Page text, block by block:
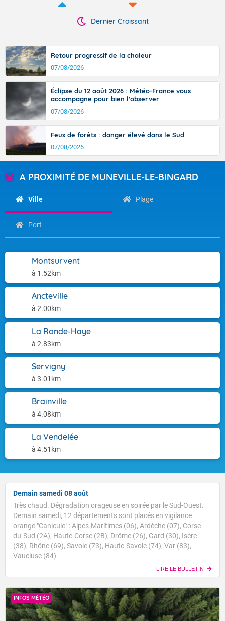
Dernier Croissant
Retour progressif de la chaleur
07/08/2026
Éclipse du 12 août 2026 : Météo-France vous
accompagne pour bien l'observer
07/08/2026
Feux de forêts : danger élevé dans le Sud
07/08/2026
A PROXIMITÉ DE MUNEVILLE-LE-BINGARD
Ville Plage
Port
Montsurvent
à 1.52km
Ancteville
à 2.00km
La Ronde-Haye
à 2.83km
Servigny
à 3.01km
Brainville
à 4.08km
La Vendelée
à 4.51km
Demain samedi 08 août
Très chaud. Dégradation orageuse en soirée par le Sud-Ouest.
Demain samedi, 12 départements sont placés en vigilance
orange "Canicule" : Alpes-Maritimes (06), Ardèche (07), Corse-
du-Sud (2A), Haute-Corse (2B), Drôme (26), Gard (30), Isère
(38), Rhône (69), Savoie (73), Haute-Savoie (74), Var (83),
Vaucluse (84)
LIRE LE BULLETIN
INFOS MÉTÉO